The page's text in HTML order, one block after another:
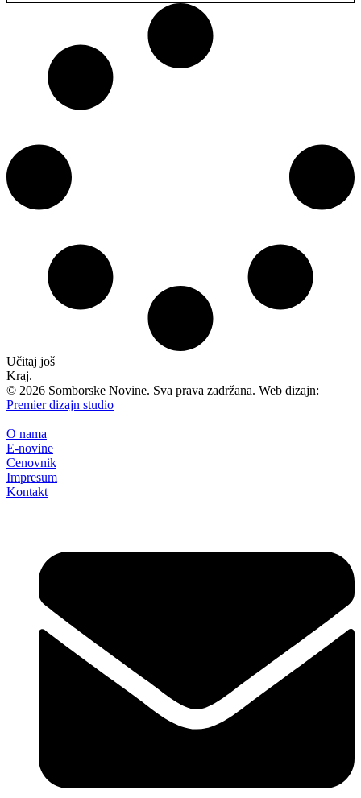
Učitaj još
Kraj.
© 2026 Somborske Novine. Sva prava zadržana. Web dizajn:
Premier dizajn studio
O nama
E-novine
Cenovnik
Impresum
Kontakt